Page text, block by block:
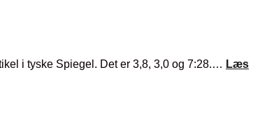
i tyske Spiegel. Det er 3,8, 3,0 og 7:28.… Læs